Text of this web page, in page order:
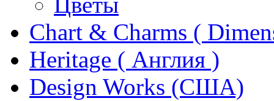
Chart & Charms (
Heritage ( Англия )
Design Works (США)